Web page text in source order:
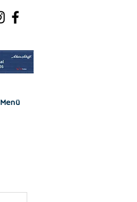
Menü